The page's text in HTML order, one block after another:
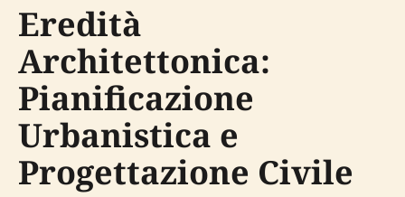
Eredità
Architettonica:
Pianificazione
Urbanistica e
Progettazione Civile